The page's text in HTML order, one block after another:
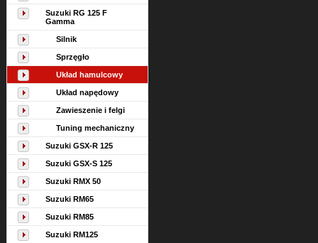
Suzuki RG 125 F
Gamma
Silnik
Sprzęgło
Układ hamulcowy
Układ napędowy
Zawieszenie i felgi
Tuning mechaniczny
Suzuki GSX-R 125
Suzuki GSX-S 125
Suzuki RMX 50
Suzuki RM65
Suzuki RM85
Suzuki RM125